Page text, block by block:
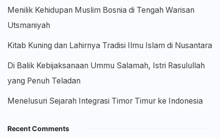
Menilik Kehidupan Muslim Bosnia di Tengah Warisan
Utsmaniyah
Kitab Kuning dan Lahirnya Tradisi Ilmu Islam di Nusantara
Di Balik Kebijaksanaan Ummu Salamah, Istri Rasulullah
yang Penuh Teladan
Menelusuri Sejarah Integrasi Timor Timur ke Indonesia
Recent Comments